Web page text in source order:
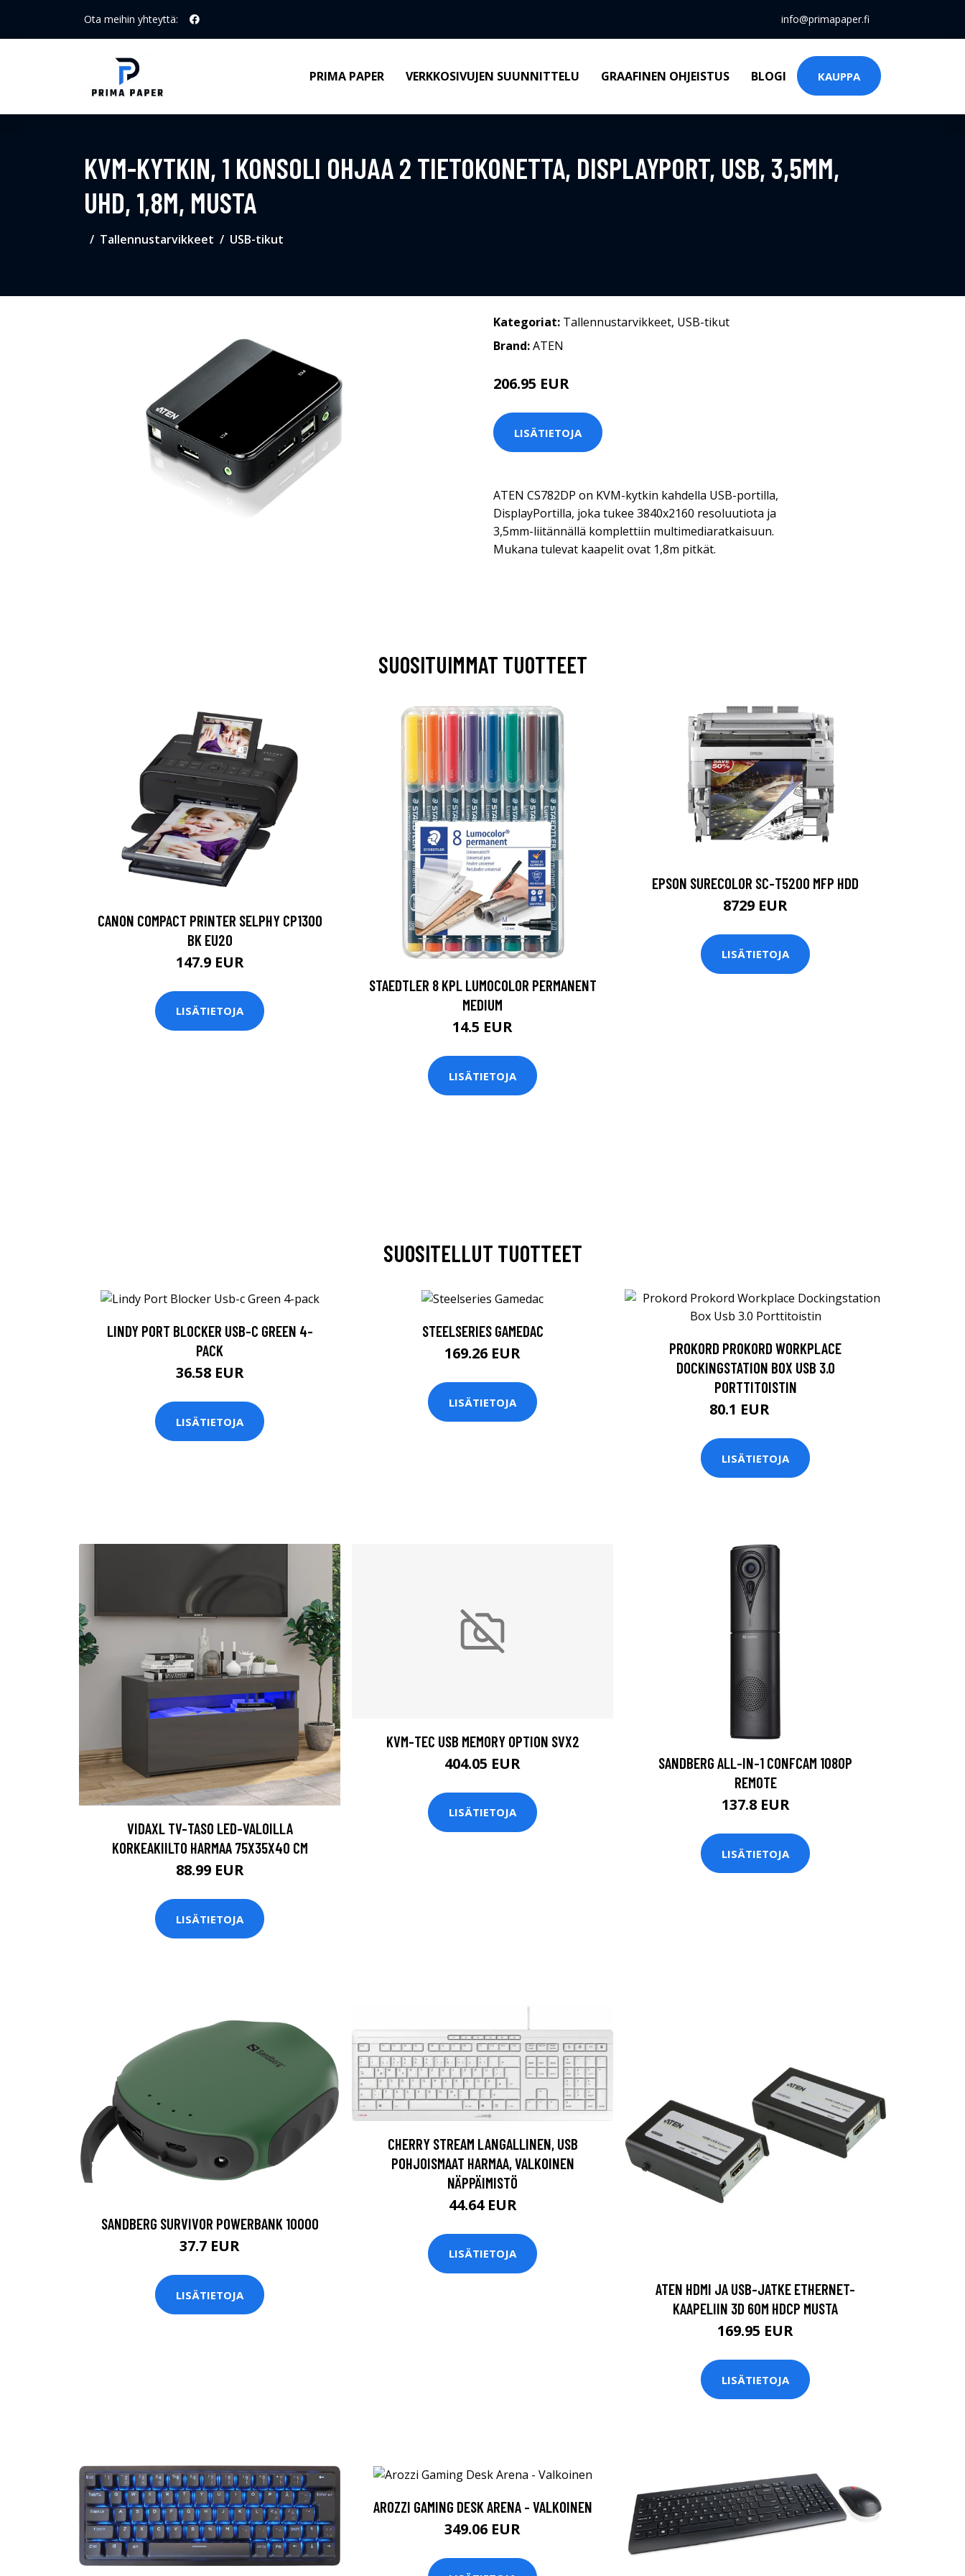
Ota meihin yhteyttä: info@primapaper.fi
PRIMA PAPER VERKKOSIVUJEN SUUNNITTELU GRAAFINEN OHJEISTUS BLOGI KAUPPA
KVM-KYTKIN, 1 KONSOLI OHJAA 2 TIETOKONETTA, DISPLAYPORT, USB, 3,5MM,
UHD, 1,8M, MUSTA
Tallennustarvikkeet USB-tikut
Kategoriat: Tallennustarvikkeet, USB-tikut
Brand:ATEN
206.95 EUR
LISÄTIETOJA
ATEN CS782DP on KVM-kytkin kahdella USB-portilla,
DisplayPortilla, joka tukee 3840x2160 resoluutiota ja
3,5mm-liitännällä komplettiin multimediaratkaisuun.
Mukana tulevat kaapelit ovat 1,8m pitkät.
SUOSITUIMMAT TUOTTEET
CANON COMPACT PRINTER SELPHY CP1300
BK EU20
147.9 EUR
LISÄTIETOJA
STAEDTLER 8 KPL LUMOCOLOR PERMANENT
MEDIUM
14.5 EUR
LISÄTIETOJA
EPSON SURECOLOR SC-T5200 MFP HDD
8729 EUR
LISÄTIETOJA
SUOSITELLUT TUOTTEET
LINDY PORT BLOCKER USB-C GREEN 4-
PACK
36.58 EUR
LISÄTIETOJA
STEELSERIES GAMEDAC
169.26 EUR
LISÄTIETOJA
PROKORD PROKORD WORKPLACE
DOCKINGSTATION BOX USB 3.0
PORTTITOISTIN
80.1 EUR
LISÄTIETOJA
VIDAXL TV-TASO LED-VALOILLA
KORKEAKIILTO HARMAA 75X35X40 CM
88.99 EUR
LISÄTIETOJA
KVM-TEC USB MEMORY OPTION SVX2
404.05 EUR
LISÄTIETOJA
SANDBERG ALL-IN-1 CONFCAM 1080P
REMOTE
137.8 EUR
LISÄTIETOJA
SANDBERG SURVIVOR POWERBANK 10000
37.7 EUR
LISÄTIETOJA
CHERRY STREAM LANGALLINEN, USB
POHJOISMAAT HARMAA, VALKOINEN
NÄPPÄIMISTÖ
44.64 EUR
LISÄTIETOJA
ATEN HDMI JA USB-JATKE ETHERNET-
KAAPELIIN 3D 60M HDCP MUSTA
169.95 EUR
LISÄTIETOJA
AROZZI GAMING DESK ARENA - VALKOINEN
349.06 EUR